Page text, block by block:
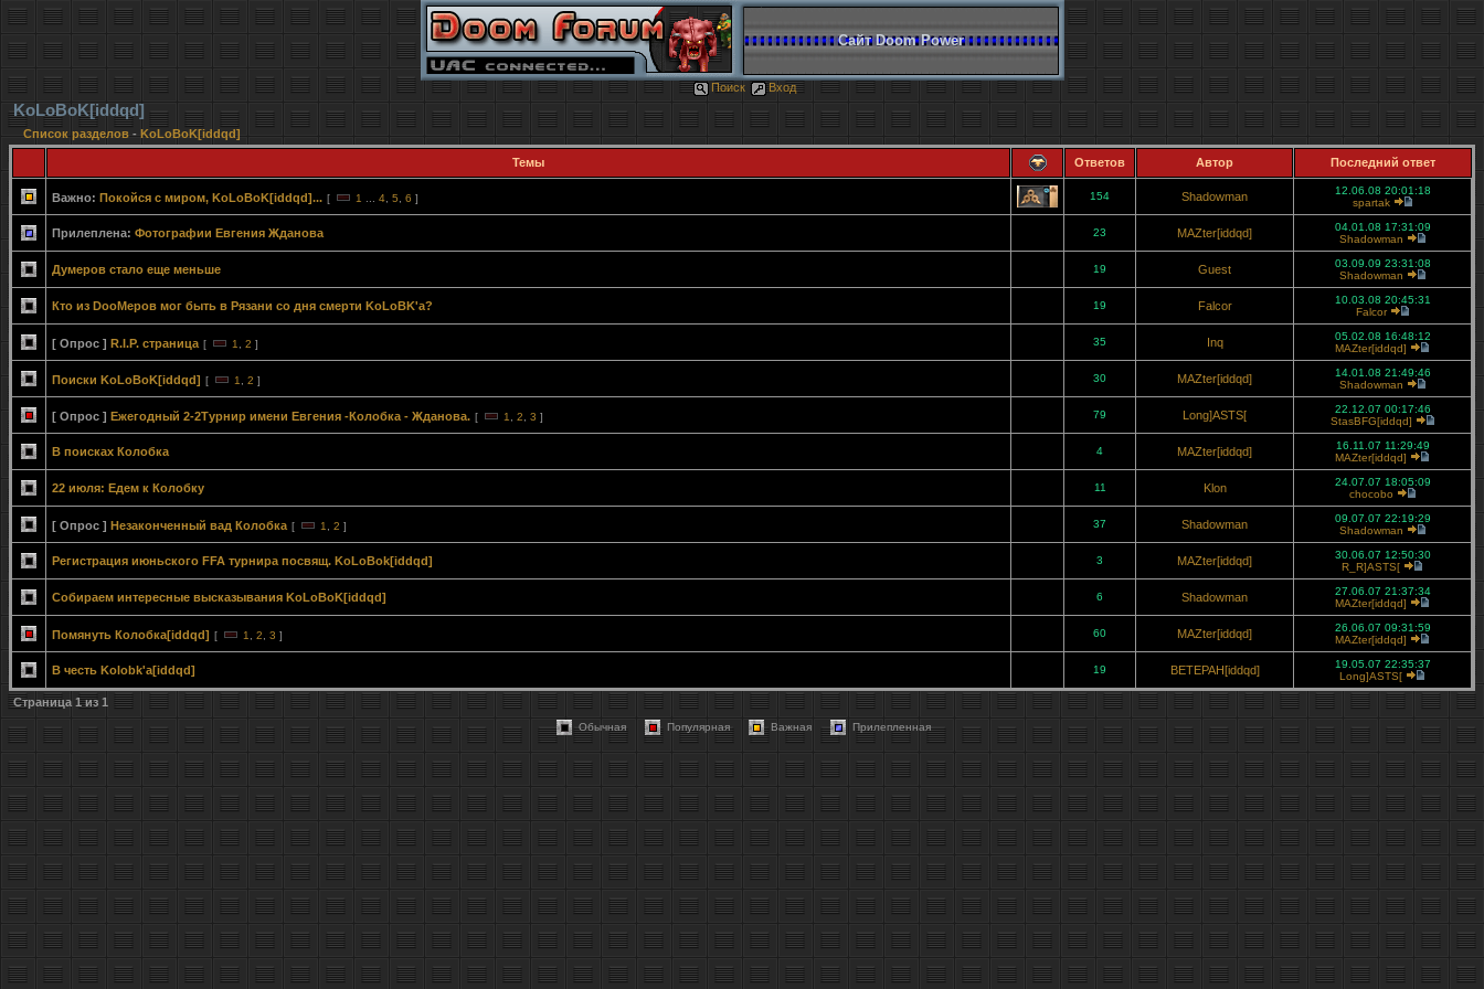
Сайт Doom Power
Поиск Вход
KoLoBoK[iddqd]
Список разделов - KoLoBoK[iddqd]
Темы Ответов Автор Последний ответ
Важно: Покойся с миром, KoLoBoK[iddqd]... [ 1 4 5 6 ] 154 Shadowman
12.06.08 20:01:18
spartak
Прилеплена: Фотографии Евгения Жданова 23 MAZter[iddqd]
04.01.08 17:31:09
Shadowman
Думеров стало еще меньше 19 Guest
03.09.09 23:31:08
Shadowman
Кто из DooMеров мог быть в Рязани со дня смерти KoLoBK'а? 19 Falcor
10.03.08 20:45:31
Falcor
[ Опрос ] R.I.P. страница [ 1 2 ] 35 Inq
05.02.08 16:48:12
MAZter[iddqd]
Поиски KoLoBoK[iddqd] [ 1 2 ] 30 MAZter[iddqd]
14.01.08 21:49:46
Shadowman
[ Опрос ] Ежегодный 2-2Турнир имени Евгения -Колобка - Жданова. [ 1 2 3 ] 79 Long]ASTS[
22.12.07 00:17:46
StasBFG[iddqd]
В поисках Колобка 4 MAZter[iddqd]
16.11.07 11:29:49
MAZter[iddqd]
22 июля: Едем к Колобку 11 Klon
24.07.07 18:05:09
chocobo
[ Опрос ] Незаконченный вад Колобка [ 1 2 ] 37 Shadowman
09.07.07 22:19:29
Shadowman
Регистрация июньского FFA турнира посвящ. KoLoBok[iddqd] 3 MAZter[iddqd]
30.06.07 12:50:30
R_R]ASTS[
Собираем интересные высказывания KoLoBoK[iddqd] 6 Shadowman
27.06.07 21:37:34
MAZter[iddqd]
Помянуть Колобка[iddqd] [ 1 2 3 ] 60 MAZter[iddqd]
26.06.07 09:31:59
MAZter[iddqd]
В честь Kolobk'a[iddqd] 19 BETEPAH[iddqd]
19.05.07 22:35:37
Long]ASTS[
Страница 1из 1
Обычная Популярная Важная Прилепленная